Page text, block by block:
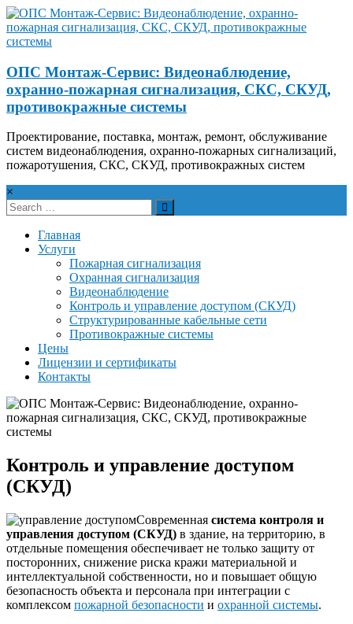
ОПС Монтаж-Сервис: Видеонаблюдение,
охранно-пожарная сигнализация, СКС, СКУД,
противокражные системы
Проектирование, поставка, монтаж, ремонт, обслуживание
систем видеонаблюдения, охранно-пожарных сигнализаций,
пожаротушения, СКС, СКУД, противокражных систем
×
Главная
Услуги
Пожарная сигнализация
Охранная сигнализация
Видеонаблюдение
Контроль и управление доступом (СКУД)
Структурированные кабельные сети
Противокражные системы
Цены
Лицензии и сертификаты
Контакты
Контроль и управление доступом
(СКУД)
Современная система контроля и
управления доступом (СКУД) в здание, на территорию, в
отдельные помещения обеспечивает не только защиту от
посторонних, снижение риска кражи материальной и
интеллектуальной собственности, но и повышает общую
безопасность объекта и персонала при интеграции с
комплексом пожарной безопасности и охранной системы.